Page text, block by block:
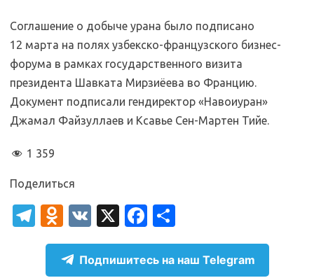
Соглашение о добыче урана было подписано
12 марта на полях узбекско-французского бизнес-
форума в рамках государственного визита
президента Шавката Мирзиёева во Францию.
Документ подписали гендиректор «Навоиуран»
Джамал Файзуллаев и Ксавье Сен-Мартен Тийе.
1 359
Поделиться
T
el
O
d
n
V
K
X
Fa
c
e
т
п
Подпишитесь на наш Telegram